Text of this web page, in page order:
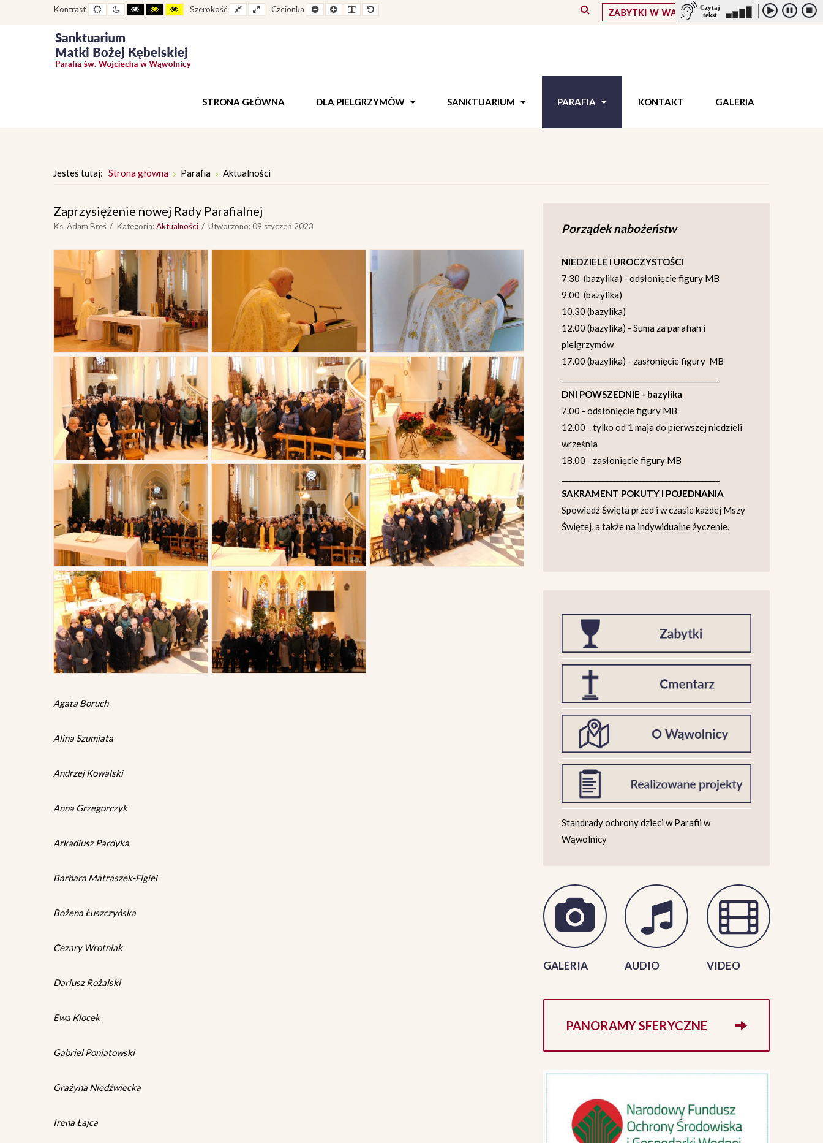
Kontrast
Widok
standardowy
Widok
nocny
Wysoki
kontrast
biały
Wysoki
kontrast
żółty
Wysoki
kontrast
czarny
Szerokość
Fixed
layout
Wide
layout
Czcionka
Pomniejszony
rozmiar
Powiększony
rozmiar
Zwiększ
odstępy
Standarowy
rozmiar
STRONA GŁÓWNA DLA PIELGRZYMÓW SANKTUARIUM PARAFIA KONTAKT GALERIA
Jesteś tutaj: Strona główna Parafia Aktualności
Zaprzysiężenie nowej Rady Parafialnej
Ks. Adam Breś Kategoria:Aktualności Utworzono: 09 styczeń 2023
Agata Boruch
Alina Szumiata
Andrzej Kowalski
Anna Grzegorczyk
Arkadiusz Pardyka
Barbara Matraszek-Figiel
Bożena Łuszczyńska
Cezary Wrotniak
Dariusz Rożalski
Ewa Klocek
Gabriel Poniatowski
Grażyna Niedźwiecka
Irena Łajca
Porządek nabożeństw
NIEDZIELE I UROCZYSTOŚCI
7.30 (bazylika) - odsłonięcie figury MB
9.00 (bazylika)
10.30 (bazylika)
12.00 (bazylika) - Suma za parafian i
pielgrzymów
17.00 (bazylika) - zasłonięcie figury MB
DNI POWSZEDNIE - bazylika
7.00 - odsłonięcie figury MB
12.00 - tylko od 1 maja do pierwszej niedzieli
września
18.00 - zasłonięcie figury MB
SAKRAMENT POKUTY I POJEDNANIA
Spowiedź Święta przed i w czasie każdej Mszy
Świętej, a także na indywidualne życzenie.
Standrady ochrony dzieci w Parafii w
Wąwolnicy
GALERIA AUDIO VIDEO
PANORAMY SFERYCZNE